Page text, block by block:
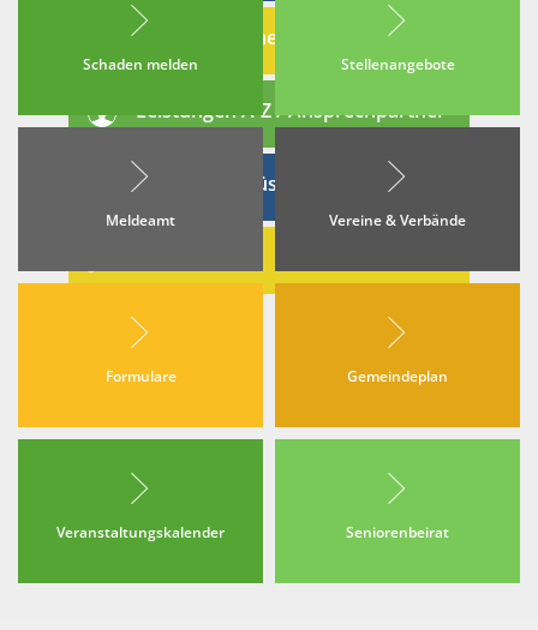
Online-Termine
Leistungen A-Z / Ansprechpartner
Rat & Ausschüsse
Schaden melden Stellenangebote
Meldeamt Vereine & Verbände
Formulare Gemeindeplan
Veranstaltungskalender Seniorenbeirat